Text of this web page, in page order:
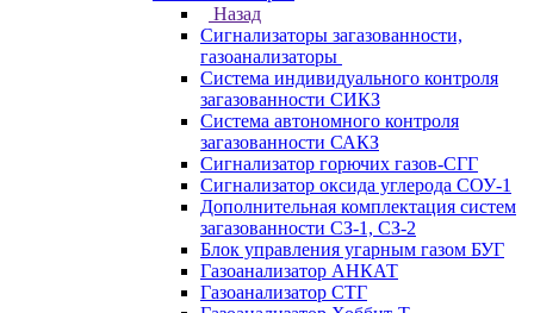
Назад
Сигнализаторы загазованности,
газоанализаторы
Система индивидуального контроля
загазованности СИКЗ
Система автономного контроля
загазованности САКЗ
Сигнализатор горючих газов-СГГ
Сигнализатор оксида углерода СОУ-1
Дополнительная комплектация систем
загазованности СЗ-1, СЗ-2
Блок управления угарным газом БУГ
Газоанализатор АНКАТ
Газоанализатор СТГ